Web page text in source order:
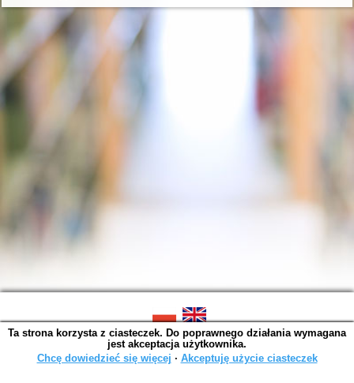
SOWA OPAC v. 6.11.10 (2026-07-24)
Wygenerowano w 0,0016 s.
Ta strona korzysta z ciasteczek. Do poprawnego działania wymagana
jest akceptacja użytkownika.
Chcę dowiedzieć się więcej ∙ Akceptuję użycie ciasteczek